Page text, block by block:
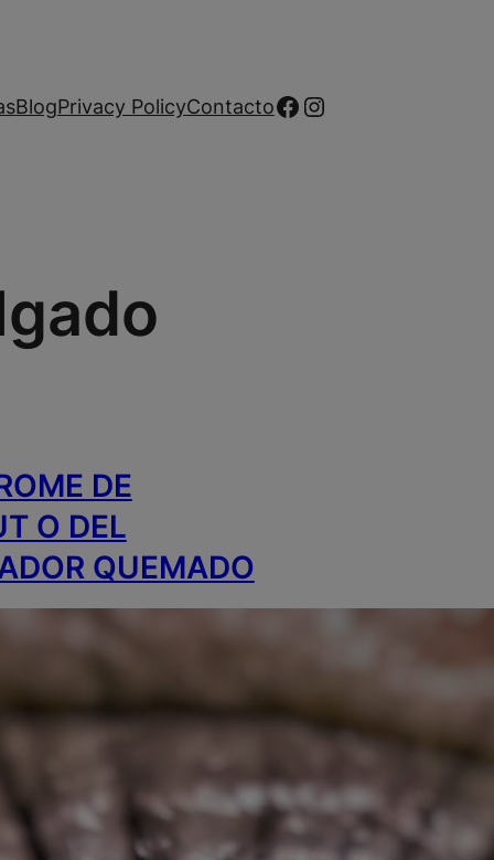
BlogPrivacy PolicyContactoFacebook
Instagram
DE
O DEL
QUEMADO